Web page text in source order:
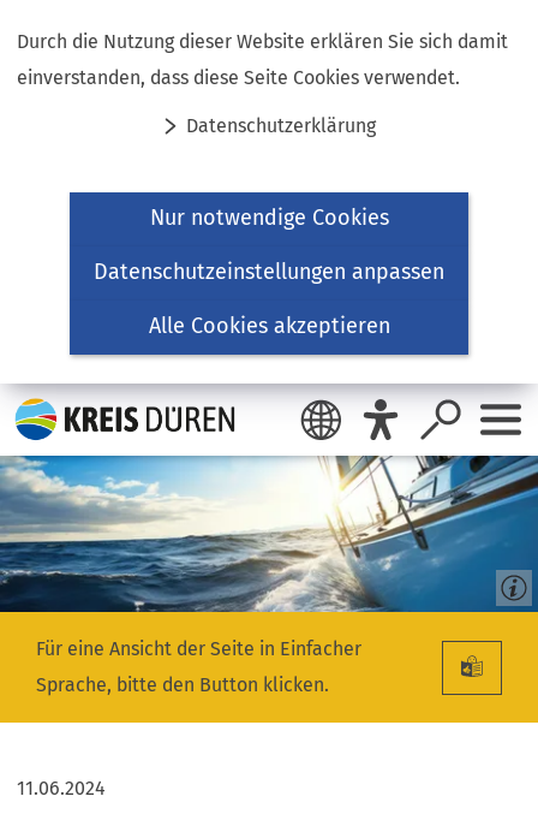
Durch die Nutzung dieser Website erklären Sie sich damit
einverstanden, dass diese Seite Cookies verwendet.
Datenschutzerklärung
Nur notwendige Cookies
Datenschutzeinstellungen anpassen
Alle Cookies akzeptieren
Inhalt anspringen
Für eine Ansicht der Seite in Einfacher
Sprache, bitte den Button klicken.
11.06.2024